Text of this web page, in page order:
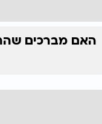
האם מברכים